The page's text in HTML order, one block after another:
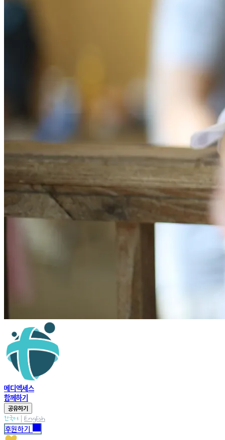
메디엑세스
함께하기
공유하기
한국어 | English
후원하기